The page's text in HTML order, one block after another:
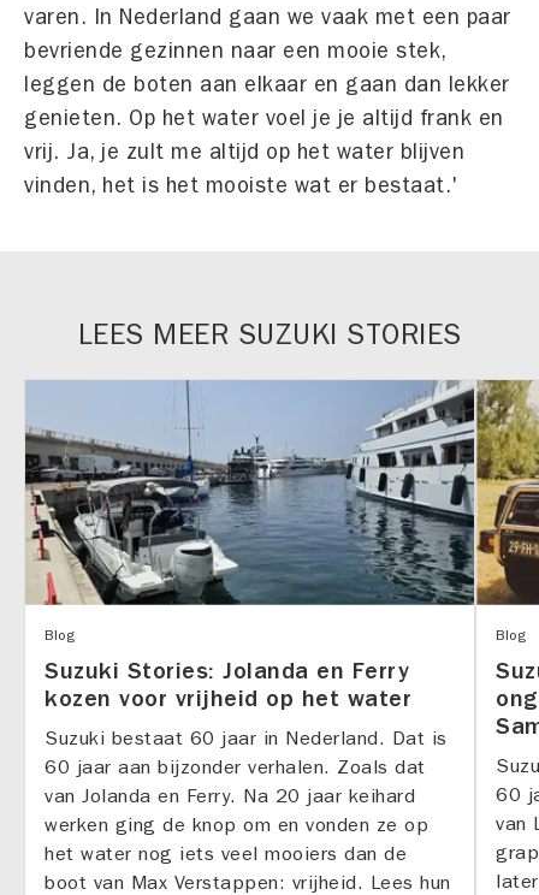
varen. In Nederland gaan we vaak met een paar
bevriende gezinnen naar een mooie stek,
leggen de boten aan elkaar en gaan dan lekker
genieten. Op het water voel je je altijd frank en
vrij. Ja, je zult me altijd op het water blijven
vinden, het is het mooiste wat er bestaat.'
LEES MEER SUZUKI STORIES
Blog
Suzuki Stories: Jolanda en Ferry
kozen voor vrijheid op het water
Suzuki bestaat 60 jaar in Nederland. Dat is
60 jaar aan bijzonder verhalen. Zoals dat
van Jolanda en Ferry. Na 20 jaar keihard
werken ging de knop om en vonden ze op
het water nog iets veel mooiers dan de
boot van Max Verstappen: vrijheid. Lees hun
Blog
60
van